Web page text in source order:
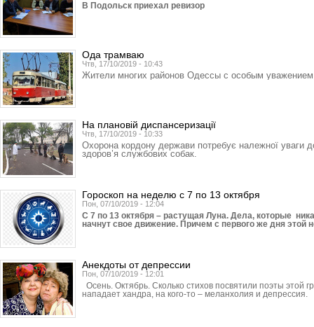
В Подольск приехал ревизор
Ода трамваю
Чтв, 17/10/2019 - 10:43
Жители многих районов Одессы с особым уважением
На плановій диспансеризації
Чтв, 17/10/2019 - 10:33
Охорона кордону держави потребує належної уваги
здоров’я службових собак.
Гороскоп на неделю с 7 по 13 октября
Пон, 07/10/2019 - 12:04
С 7 по 13 октября – растущая Луна. Дела, которые
начнут свое движение. Причем с первого же дня этой
Анекдоты от депрессии
Пон, 07/10/2019 - 12:01
Осень. Октябрь. Сколько стихов посвятили поэты этой
нападает хандра, на кого-то – меланхолия и депрессия.